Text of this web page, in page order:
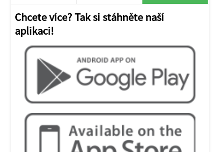
Chcete více? Tak si stáhněte naší
aplikaci!